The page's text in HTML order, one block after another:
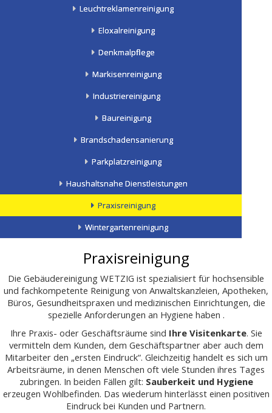
Leuchtreklamenreinigung
Eloxalreinigung
Denkmalpflege
Markisenreinigung
Industriereinigung
Baureinigung
Brandschadensanierung
Parkplatzreinigung
Haushaltsnahe Dienstleistungen
Praxisreinigung
Wintergartenreinigung
Praxisreinigung
Die Gebäudereinigung WETZIG ist spezialisiert für hochsensible
und fachkompetente Reinigung von Anwaltskanzleien, Apotheken,
Büros, Gesundheitspraxen und medizinischen Einrichtungen, die
spezielle Anforderungen an Hygiene haben .
Ihre Praxis- oder Geschäftsräume sind Ihre Visitenkarte. Sie
vermitteln dem Kunden, dem Geschäftspartner aber auch dem
Mitarbeiter den „ersten Eindruck“. Gleichzeitig handelt es sich um
Arbeitsräume, in denen Menschen oft viele Stunden ihres Tages
zubringen. In beiden Fällen gilt: Sauberkeit und Hygiene
erzeugen Wohlbefinden. Das wiederum hinterlässt einen positiven
Eindruck bei Kunden und Partnern.